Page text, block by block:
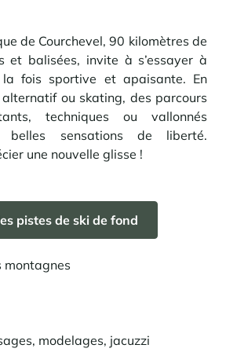
de Courchevel, 90 kilomètres de
et balisées, invite à s’essayer à
fois sportive et apaisante. En
ou skating, des parcours
techniques ou vallonnés
belles sensations de liberté.
une nouvelle glisse !
pistes de ski de fond
montagnes
modelages, jacuzzi